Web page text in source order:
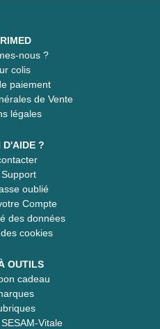
nous ?
colis
paiement
de Vente
légales
D'AIDE ?
oublié
Compte
des données
cookies
OUTILS
cadeau
Vitale